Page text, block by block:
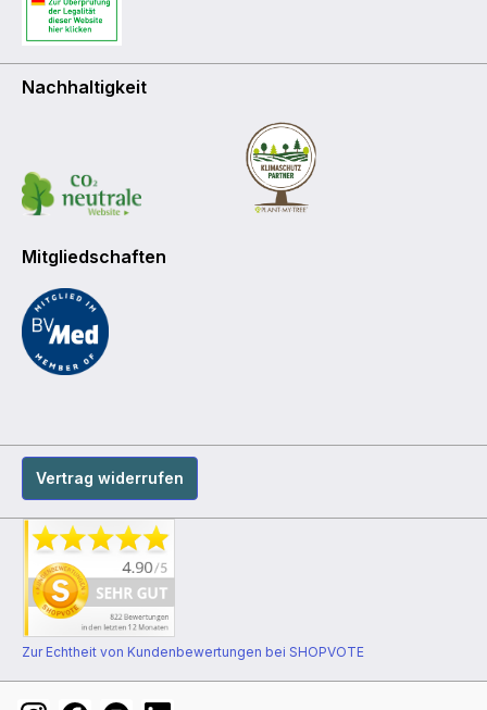
Nachhaltigkeit
Mitgliedschaften
Vertrag widerrufen
Zur Echtheit von Kundenbewertungen bei SHOPVOTE